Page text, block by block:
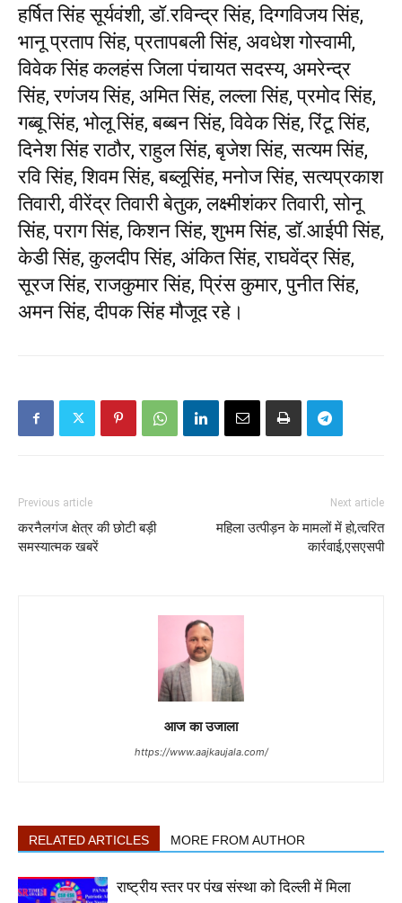
हर्षित सिंह सूर्यवंशी, डॉ.रविन्द्र सिंह, दिग्गविजय सिंह,
भानू प्रताप सिंह, प्रतापबली सिंह, अवधेश गोस्वामी,
विवेक सिंह कलहंस जिला पंचायत सदस्य, अमरेन्द्र
सिंह, रणंजय सिंह, अमित सिंह, लल्ला सिंह, प्रमोद सिंह,
गब्बू सिंह, भोलू सिंह, बब्बन सिंह, विवेक सिंह, रिंटू सिंह,
दिनेश सिंह राठौर, राहुल सिंह, बृजेश सिंह, सत्यम सिंह,
रवि सिंह, शिवम सिंह, बब्लूसिंह, मनोज सिंह, सत्यप्रकाश
तिवारी, वीरेंद्र तिवारी बेतुक, लक्ष्मीशंकर तिवारी, सोनू
सिंह, पराग सिंह, किशन सिंह, शुभम सिंह, डॉ.आईपी सिंह,
केडी सिंह, कुलदीप सिंह, अंकित सिंह, राघवेंद्र सिंह,
सूरज सिंह, राजकुमार सिंह, प्रिंस कुमार, पुनीत सिंह,
अमन सिंह, दीपक सिंह मौजूद रहे।
Previous article
करनैलगंज क्षेत्र की छोटी बड़ी
समस्यात्मक खबरें
Next article
महिला उत्पीड़न के मामलों में हो,त्वरित
कार्रवाई,एसएसपी
आज का उजाला
https://www.aajkaujala.com/
RELATED ARTICLES MORE FROM AUTHOR
राष्ट्रीय स्तर पर पंख संस्था को दिल्ली में मिला